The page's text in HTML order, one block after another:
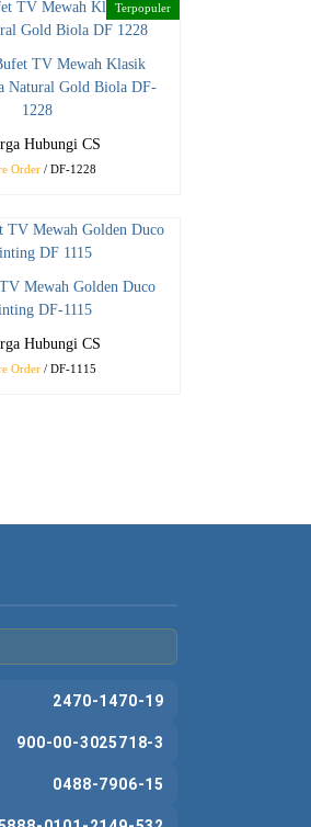
Terpopuler
TV Mewah Klasik
Natural Gold Biola DF-
1228
Hubungi CS
Order/ DF-1228
Mewah Golden Duco
DF-1115
Hubungi CS
Order/ DF-1115
2470-1470-19
900-00-3025718-3
0488-7906-15